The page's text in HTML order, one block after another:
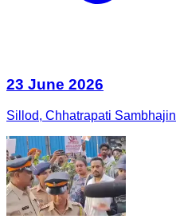
23 June 2026
Sillod, Chhatrapati